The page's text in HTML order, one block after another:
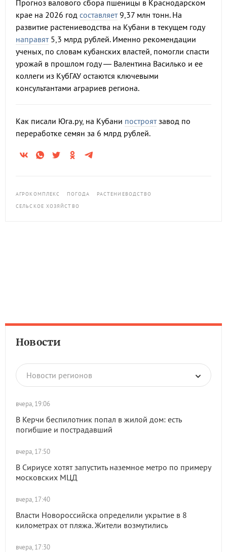
Прогноз валового сбора пшеницы в Краснодарском
крае на 2026 год составляет9,37 млн тонн. На
развитие растениеводства на Кубани в текущем году
направят5,3 млрд рублей. Именно рекомендации
ученых, по словам кубанских властей, помогли спасти
урожай в прошлом году — Валентина Василько и ее
коллеги из КубГАУ остаются ключевыми
консультантами аграриев региона.
Как писали Юга.ру, на Кубани построятзавод по
переработке семян за 6 млрд рублей.
АГРОКОМПЛЕКС ПОГОДА
РАСТЕНИЕВОДСТВО
СЕЛЬСКОЕ ХОЗЯЙСТВО
Новости
Новости регионов
вчера, 19:06
В Керчи беспилотник попал в жилой дом: есть
погибшие и пострадавший
вчера, 17:50
В Сириусе хотят запустить наземное метро по примеру
московских МЦД
вчера, 17:40
Власти Новороссийска определили укрытие в 8
километрах от пляжа. Жители возмутились
вчера, 17:30